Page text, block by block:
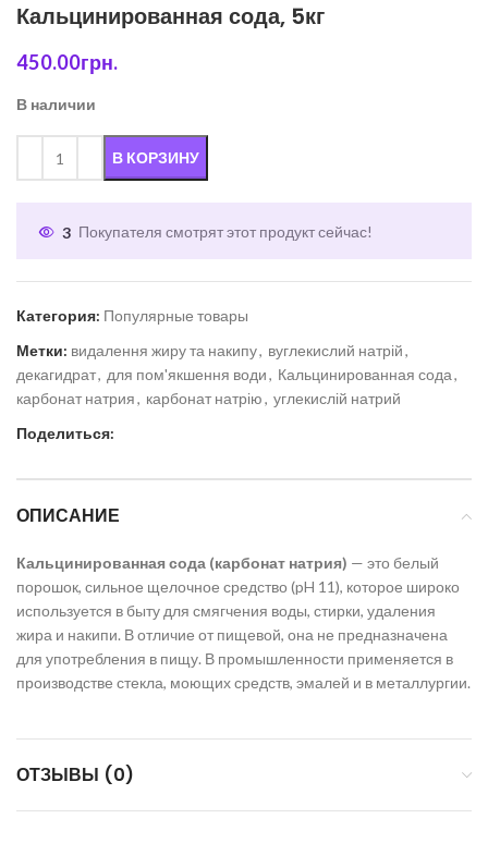
Кальцинированная сода, 5кг
450.00грн.
В наличии
В КОРЗИНУ
3 Покупателя смотрят этот продукт сейчас!
Категория: Популярные товары
Метки: видалення жиру та накипу, вуглекислий натрій,
декагидрат, для пом'якшення води, Кальцинированная сода,
карбонат натрия, карбонат натрію, углекислій натрий
Поделиться:
ОПИСАНИЕ
Кальцинированная сода (карбонат натрия) — это белый
порошок, сильное щелочное средство (pH 11), которое широко
используется в быту для смягчения воды, стирки, удаления
жира и накипи. В отличие от пищевой, она не предназначена
для употребления в пищу. В промышленности применяется в
производстве стекла, моющих средств, эмалей и в металлургии.
ОТЗЫВЫ (0)